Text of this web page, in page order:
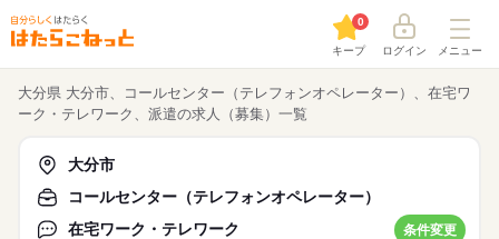
キープ
0
ログイン メニュー
大分県 大分市、コールセンター（テレフォンオペレーター）、在宅ワ
ーク・テレワーク、派遣の求人（募集）一覧
大分市
コールセンター（テレフォンオペレーター）
在宅ワーク・テレワーク
条件変更